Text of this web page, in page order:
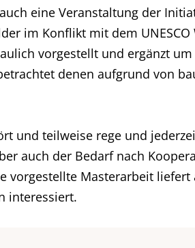
eine Veranstaltung der
im Konflikt mit dem
vorgestellt und ergänzt
denen aufgrund von
und teilweise rege und
auch der Bedarf nach
vorgestellte Masterarbeit
interessiert.